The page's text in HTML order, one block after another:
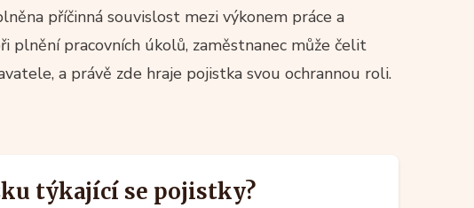
příčinná souvislost mezi výkonem práce a
plnění pracovních úkolů, zaměstnanec může čelit
a právě zde hraje pojistka svou ochrannou roli.
týkající se pojistky?